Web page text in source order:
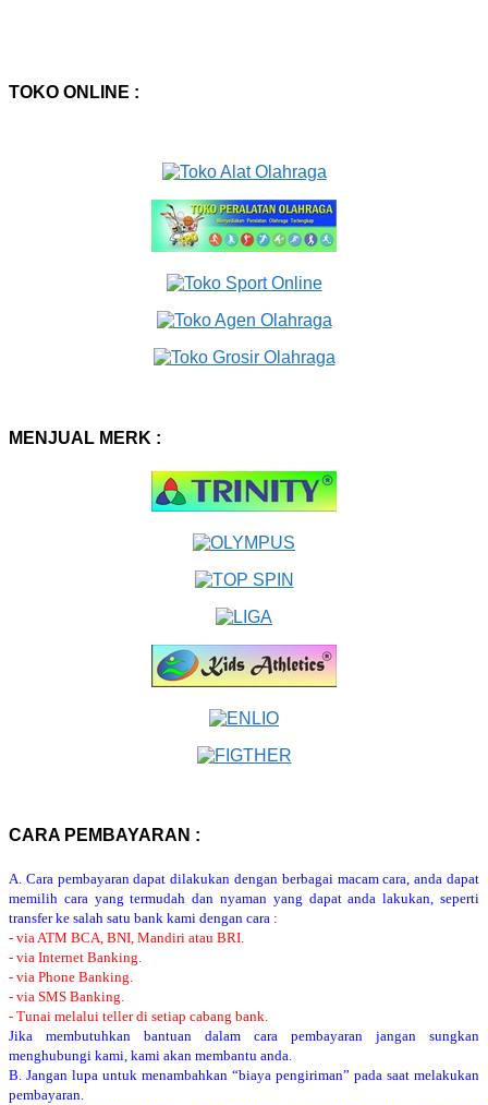
TOKO ONLINE :
MENJUAL MERK :
CARA PEMBAYARAN :
A. Cara pembayaran dapat dilakukan dengan berbagai macam cara, anda dapat
memilih cara yang termudah dan nyaman yang dapat anda lakukan, seperti
transfer ke salah satu bank kami dengan cara :
- via ATM BCA, BNI, Mandiri atau BRI.
- via Internet Banking.
- via Phone Banking.
- via SMS Banking.
- Tunai melalui teller di setiap cabang bank.
Jika membutuhkan bantuan dalam cara pembayaran jangan sungkan
menghubungi kami, kami akan membantu anda.
B. Jangan lupa untuk menambahkan “biaya pengiriman” pada saat melakukan
pembayaran.